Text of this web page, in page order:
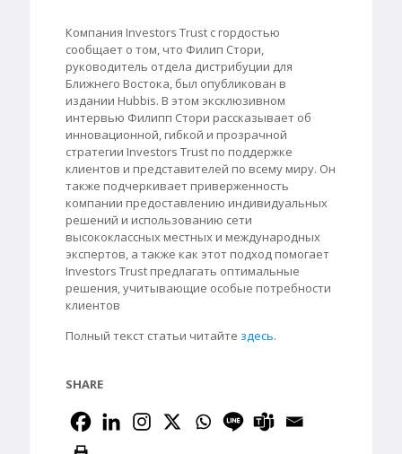
Компания Investors Trust с гордостью
сообщает о том, что Филип Стори,
руководитель отдела дистрибуции для
Ближнего Востока, был опубликован в
издании Hubbis. В этом эксклюзивном
интервью Филипп Стори рассказывает об
инновационной, гибкой и прозрачной
стратегии Investors Trust по поддержке
клиентов и представителей по всему миру. Он
также подчеркивает приверженность
компании предоставлению индивидуальных
решений и использованию сети
высококлассных местных и международных
экспертов, а также как этот подход помогает
Investors Trust предлагать оптимальные
решения, учитывающие особые потребности
клиентов
Полный текст статьи читайте здесь.
SHARE